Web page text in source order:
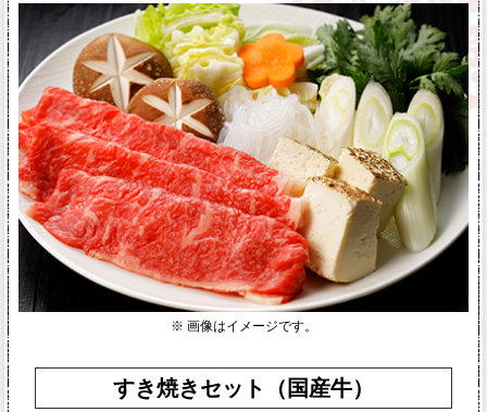
※ 画像はイメージです。
すき焼きセット（国産牛）